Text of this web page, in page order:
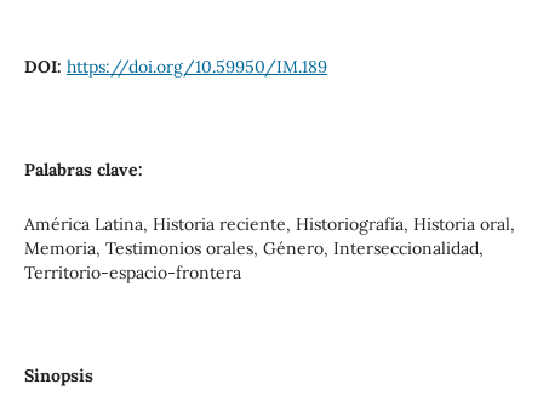
DOI: https://doi.org/10.59950/IM.189
Palabras clave:
América Latina, Historia reciente, Historiografía, Historia oral,
Memoria, Testimonios orales, Género, Interseccionalidad,
Territorio-espacio-frontera
Sinopsis